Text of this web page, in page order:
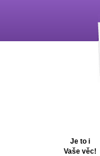
Je to i
Vaše věc!